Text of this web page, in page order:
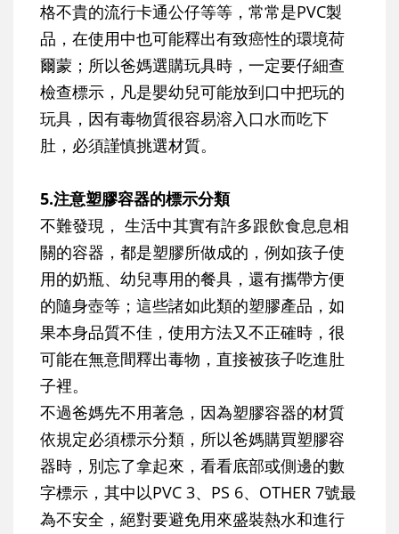
格不貴的流行卡通公仔等等，常常是PVC製
品，在使用中也可能釋出有致癌性的環境荷
爾蒙；所以爸媽選購玩具時，一定要仔細查
檢查標示，凡是嬰幼兒可能放到口中把玩的
玩具，因有毒物質很容易溶入口水而吃下
肚，必須謹慎挑選材質。
5.注意塑膠容器的標示分類
不難發現， 生活中其實有許多跟飲食息息相
關的容器，都是塑膠所做成的，例如孩子使
用的奶瓶、幼兒專用的餐具，還有攜帶方便
的隨身壺等；這些諸如此類的塑膠產品，如
果本身品質不佳，使用方法又不正確時，很
可能在無意間釋出毒物，直接被孩子吃進肚
子裡。
不過爸媽先不用著急，因為塑膠容器的材質
依規定必須標示分類，所以爸媽購買塑膠容
器時，別忘了拿起來，看看底部或側邊的數
字標示，其中以PVC 3、PS 6、OTHER 7號最
為不安全，絕對要避免用來盛裝熱水和進行